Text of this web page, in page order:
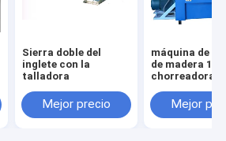
Sierra doble del
inglete con la
talladora
Mejor precio
máquina de
de madera 1,3
chorreadora
Mejor